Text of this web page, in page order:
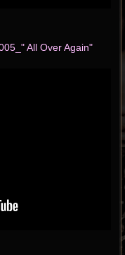
All Over Again"